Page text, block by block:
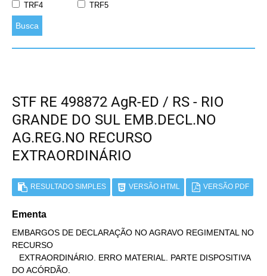
TRF4
TRF5
Busca
STF RE 498872 AgR-ED / RS - RIO
GRANDE DO SUL EMB.DECL.NO
AG.REG.NO RECURSO
EXTRAORDINÁRIO
RESULTADO SIMPLES VERSÃO HTML VERSÃO PDF
Ementa
EMBARGOS DE DECLARAÇÃO NO AGRAVO REGIMENTAL NO
RECURSO
DO ACÓRDÃO.